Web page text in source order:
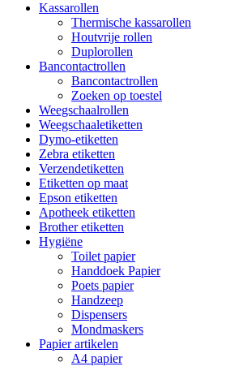
Kassarollen
Thermische kassarollen
Houtvrije rollen
Duplorollen
Bancontactrollen
Bancontactrollen
Zoeken op toestel
Weegschaalrollen
Weegschaaletiketten
Dymo-etiketten
Zebra etiketten
Verzendetiketten
Etiketten op maat
Epson etiketten
Apotheek etiketten
Brother etiketten
Hygiëne
Toilet papier
Handdoek Papier
Poets papier
Handzeep
Dispensers
Mondmaskers
Papier artikelen
A4 papier